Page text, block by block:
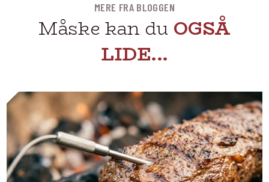
MERE FRA BLOGGEN
Måske kan du OGSÅ
LIDE...